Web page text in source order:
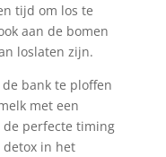
tijd om los te
aan de bomen
loslaten zijn.
bank te ploffen
met een
perfecte timing
detox in het